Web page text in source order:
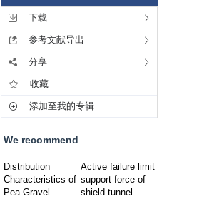
下载
参考文献导出
分享
收藏
添加至我的专辑
We recommend
Distribution
Characteristics of
Pea Gravel
Active failure limit
support force of
shield tunnel